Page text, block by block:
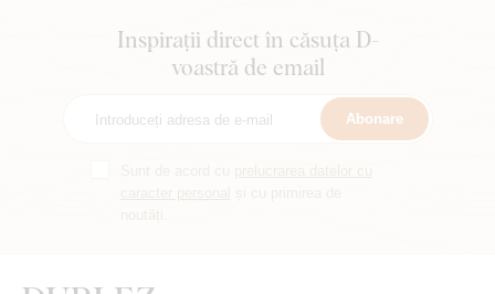
Inspirații direct în căsuța D-
voastră de email
Abonare